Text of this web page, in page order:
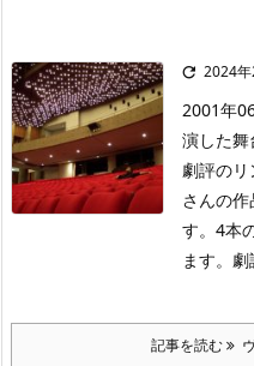
 2024
2001年
演した舞
劇評の
さんの
す。4本
ます。
記事を読む